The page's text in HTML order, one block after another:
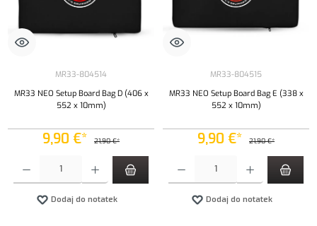
MR33-804514
MR33 NEO Setup Board Bag D (406 x
552 x 10mm)
9,90 €* 21,90 €*
Dodaj do notatek
MR33-804515
MR33 NEO Setup Board Bag E (338 x
552 x 10mm)
9,90 €* 21,90 €*
Dodaj do notatek